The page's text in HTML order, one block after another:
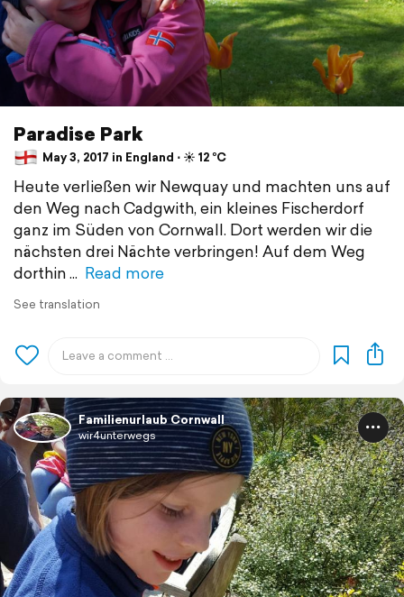
Paradise Park
May 3, 2017 in England ⋅ ☀️ 12 °C
Heute verließen wir Newquay und machten uns auf
den Weg nach Cadgwith, ein kleines Fischerdorf
ganz im Süden von Cornwall. Dort werden wir die
nächsten drei Nächte verbringen! Auf dem Weg
dorthin
Read more
See translation
Familienurlaub Cornwall
wir4unterwegs